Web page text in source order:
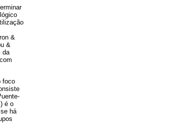
&
&
da
foco
é o
há